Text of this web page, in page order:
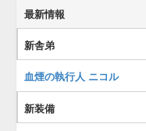
最新情報
新舎弟
血煙の執行人 ニコル
新装備